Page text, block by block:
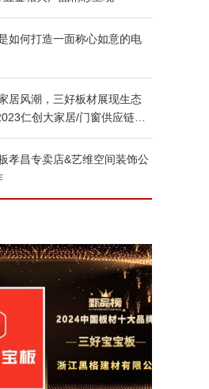
如何打造一面称心如意的电
居风潮，三好板材展现生态
仁创大家居/门窗供应链品
孝昌专卖店&艺维空间装饰公